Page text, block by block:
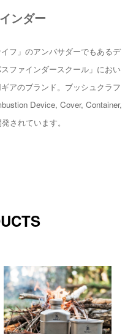
ンダー
フ」のアンバサダーでもあるデ
ファインダースクール」におい
アのブランド。ブッシュクラフ
Device, Cover, Container,
されています。